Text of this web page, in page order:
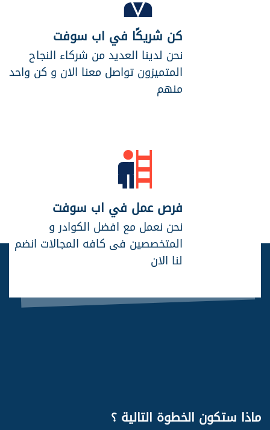
كن شريكًا في اب سوفت
نحن لدينا العديد من شركاء النجاح
المتميزون تواصل معنا الان و كن واحد
منهم
فرص عمل في اب سوفت
نحن نعمل مع افضل الكوادر و
المتخصصين فى كافه المجالات انضم
لنا الان
ماذا ستكون الخطوة التالية ؟